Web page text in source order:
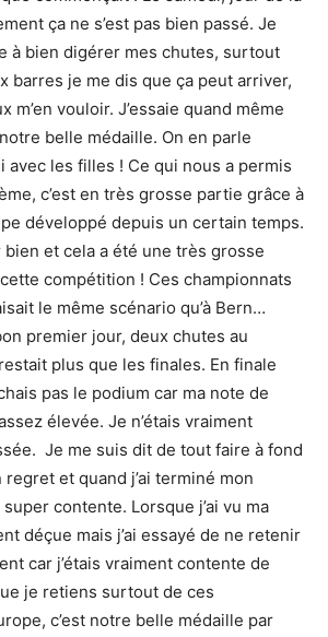
ça ne s’est pas bien passé. Je
à bien digérer mes chutes, surtout
barres je me dis que ça peut arriver,
m’en vouloir. J’essaie quand même
belle médaille. On en parle
avec les filles ! Ce qui nous a permis
c’est en très grosse partie grâce à
développé depuis un certain temps.
bien et cela a été une très grosse
compétition ! Ces championnats
le même scénario qu’à Bern…
premier jour, deux chutes au
plus que les finales. En finale
pas le podium car ma note de
élevée. Je n’étais vraiment
Je me suis dit de tout faire à fond
regret et quand j’ai terminé mon
super contente. Lorsque j’ai vu ma
déçue mais j’ai essayé de ne retenir
car j’étais vraiment contente de
je retiens surtout de ces
c’est notre belle médaille par